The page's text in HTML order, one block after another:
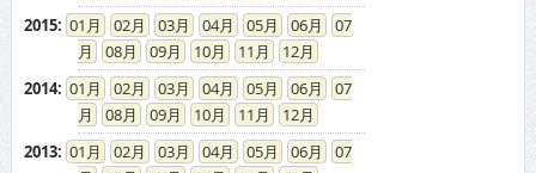
2015: 01 02 03 04 05 06
07
08
09 10 11
12
2014: 01 02 03 04 05 06
07
08
09 10 11
12
2013: 01 02 03 04 05 06
07